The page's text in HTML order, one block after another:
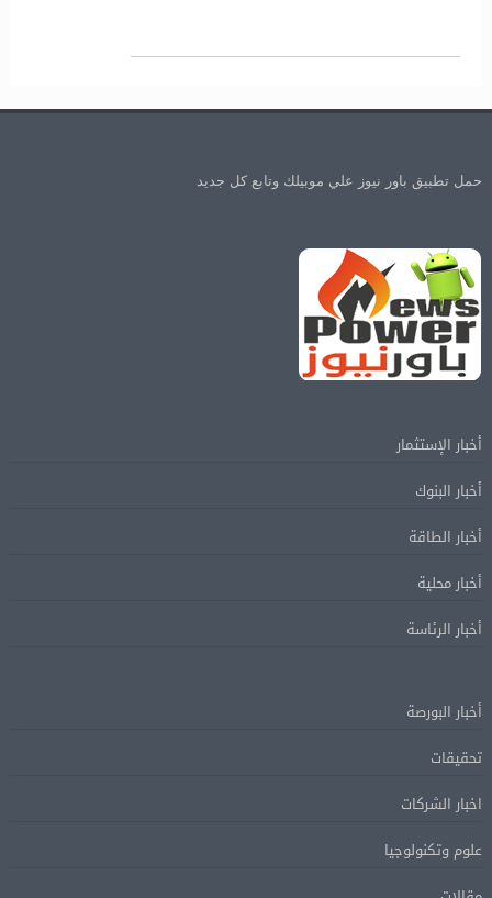
حمل تطبيق باور نيوز علي موبيلك وتابع كل جديد
أخبار الإستثمار
أخبار البنوك
أخبار الطاقة
أخبار محلية
أخبار الرئاسة
أخبار البورصة
تحقيقات
اخبار الشركات
علوم وتكنولوجيا